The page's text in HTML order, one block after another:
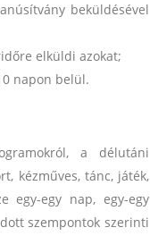
beküldésével
elküldi azokat;
napon belül.
a délutáni
kézműves, tánc, játék,
egy-egy nap, egy-egy
szempontok szerinti